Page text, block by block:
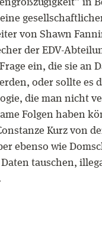
in
von Shawn
der EDV-
ein, die sie an
oder sollte es
die man nicht
Folgen haben
Kurz von
ebenso wie
tauschen,